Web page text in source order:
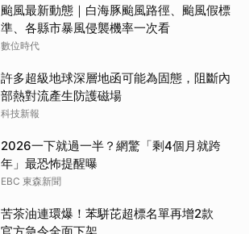
颱風最新動態｜白海豚颱風路徑、颱風假標
準、各縣市暴風侵襲機率一次看
數位時代
許多超級地球深層地函可能為固態，阻斷內
部熱對流產生防護磁場
科技新報
2026一下就過一半？網驚「剩4個月就跨
年」最恐怖提醒曝
EBC 東森新聞
苦茶油連環爆！苯駢芘超標名單再增2款